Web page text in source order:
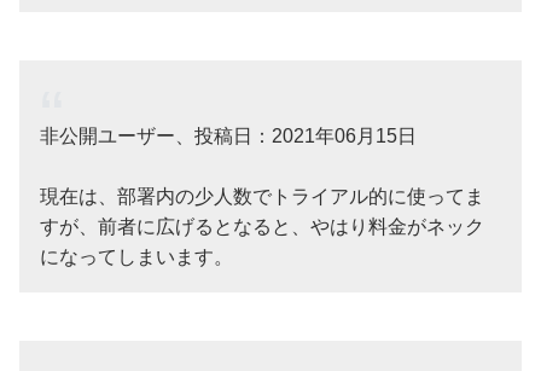
非公開ユーザー、投稿日：2021年06月15日
現在は、部署内の少人数でトライアル的に使ってま
すが、前者に広げるとなると、やはり料金がネック
になってしまいます。